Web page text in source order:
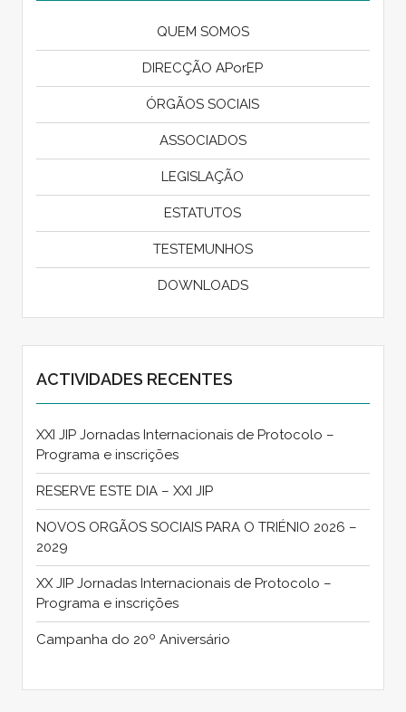
QUEM SOMOS
DIRECÇÃO APorEP
ÓRGÃOS SOCIAIS
ASSOCIADOS
LEGISLAÇÃO
ESTATUTOS
TESTEMUNHOS
DOWNLOADS
ACTIVIDADES RECENTES
XXI JIP Jornadas Internacionais de Protocolo –
Programa e inscrições
RESERVE ESTE DIA – XXI JIP
NOVOS ORGÃOS SOCIAIS PARA O TRIÉNIO 2026 –
2029
XX JIP Jornadas Internacionais de Protocolo –
Programa e inscrições
Campanha do 20º Aniversário